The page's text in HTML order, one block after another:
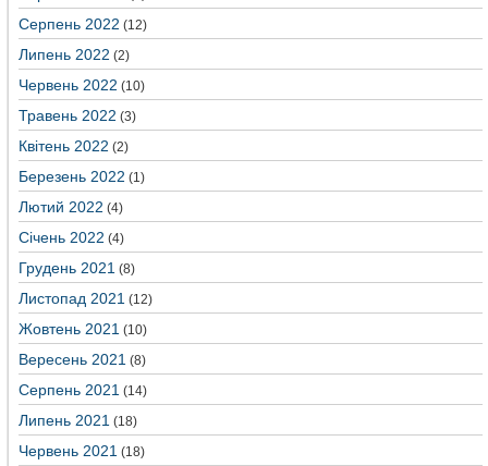
Серпень 2022 (12)
Липень 2022 (2)
Червень 2022 (10)
Травень 2022 (3)
Квітень 2022 (2)
Березень 2022 (1)
Лютий 2022 (4)
Січень 2022 (4)
Грудень 2021 (8)
Листопад 2021 (12)
Жовтень 2021 (10)
Вересень 2021 (8)
Серпень 2021 (14)
Липень 2021 (18)
Червень 2021 (18)